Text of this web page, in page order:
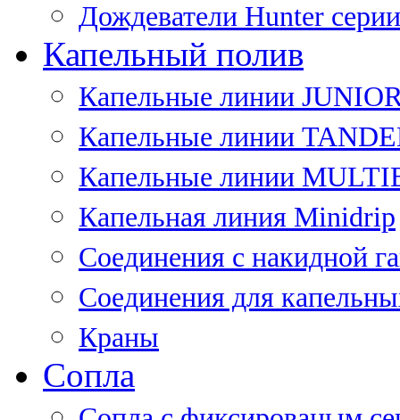
Дождеватели Hunter
Капельный полив
Капельные линии
Капельные линии
Капельные линии
Капельная линия Minidrip
Соединения с накидной
Соединения для
Краны
Сопла